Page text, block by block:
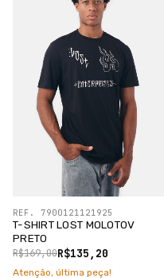
T-SHIRT LOST MOLOTOV
PRETO
R$135,20
R$169,00
REF. 7900121121925
Atenção, última peça!